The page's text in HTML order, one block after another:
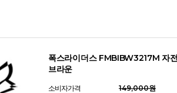
폭스라이더스 FMBIBW3217M 자
브라운
소비자가격 149,000원